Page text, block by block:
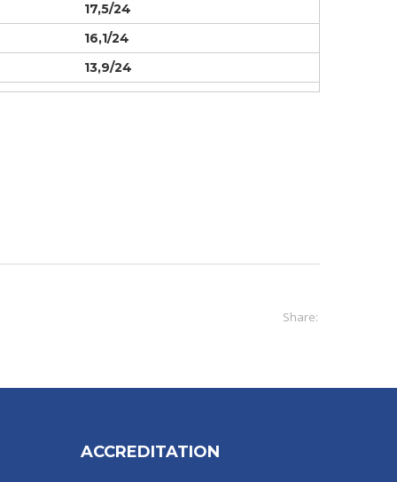
17,5/24
16,1/24
13,9/24
Share:
ACCREDITATION